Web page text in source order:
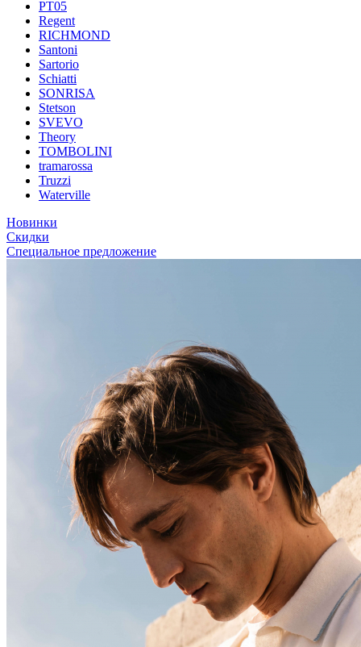
PT05
Regent
RICHMOND
Santoni
Sartorio
Schiatti
SONRISA
Stetson
SVEVO
Theory
TOMBOLINI
tramarossa
Truzzi
Waterville
Новинки
Скидки
Специальное предложение